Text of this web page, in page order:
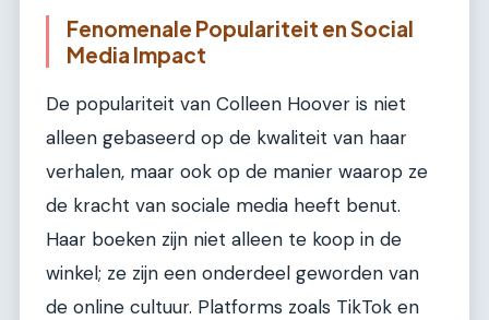
Fenomenale Populariteit en Social
Media Impact
De populariteit van Colleen Hoover is niet
alleen gebaseerd op de kwaliteit van haar
verhalen, maar ook op de manier waarop ze
de kracht van sociale media heeft benut.
Haar boeken zijn niet alleen te koop in de
winkel; ze zijn een onderdeel geworden van
de online cultuur. Platforms zoals TikTok en